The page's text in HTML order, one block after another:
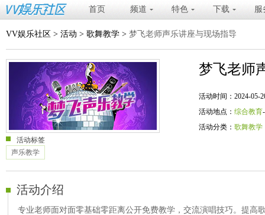
首页 频道 特色 下载 服
VV娱乐社区 > 活动 > 歌舞教学 > 梦飞老师声乐讲座与现场指导
梦飞老师
活动时间：2024-05-
活动地点： 综合教育
活动分类： 歌舞教学
活动标签
声乐教学
活动介绍
专业老师面对面零基础零距离公开免费教学，交流演唱技巧。提高